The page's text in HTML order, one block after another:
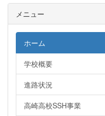
メニュー
ホーム
学校概要
進路状況
高崎高校SSH事業